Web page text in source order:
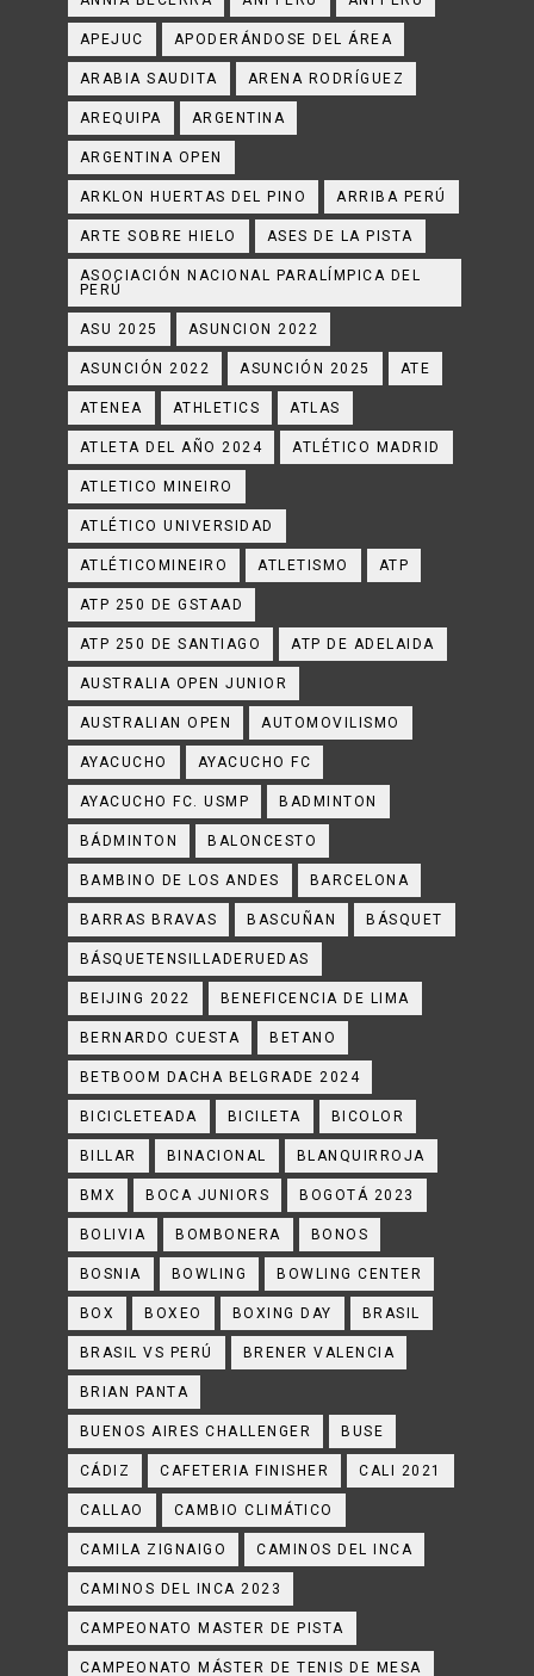
APEJUC APODERÁNDOSE DEL ÁREA
ARABIA SAUDITA ARENA RODRÍGUEZ
AREQUIPA ARGENTINA
ARGENTINA OPEN
ARKLON HUERTAS DEL PINO ARRIBA PERÚ
ARTE SOBRE HIELO ASES DE LA PISTA
ASOCIACIÓN NACIONAL PARALÍMPICA DEL
PERÚ
ASU 2025 ASUNCION 2022
ASUNCIÓN 2022 ASUNCIÓN 2025 ATE
ATENEA ATHLETICS ATLAS
ATLETA DEL AÑO 2024 ATLÉTICO MADRID
ATLETICO MINEIRO
ATLÉTICO UNIVERSIDAD
ATLÉTICOMINEIRO ATLETISMO ATP
ATP 250 DE GSTAAD
ATP 250 DE SANTIAGO ATP DE ADELAIDA
AUSTRALIA OPEN JUNIOR
AUSTRALIAN OPEN AUTOMOVILISMO
AYACUCHO AYACUCHO FC
AYACUCHO FC. USMP BADMINTON
BÁDMINTON BALONCESTO
BAMBINO DE LOS ANDES BARCELONA
BARRAS BRAVAS BASCUÑAN BÁSQUET
BÁSQUETENSILLADERUEDAS
BEIJING 2022 BENEFICENCIA DE LIMA
BERNARDO CUESTA BETANO
BETBOOM DACHA BELGRADE 2024
BICICLETEADA BICILETA BICOLOR
BILLAR BINACIONAL BLANQUIRROJA
BMX BOCA JUNIORS BOGOTÁ 2023
BOLIVIA BOMBONERA BONOS
BOSNIA BOWLING BOWLING CENTER
BOX BOXEO BOXING DAY BRASIL
BRASIL VS PERÚ BRENER VALENCIA
BRIAN PANTA
BUENOS AIRES CHALLENGER BUSE
CÁDIZ CAFETERIA FINISHER CALI 2021
CALLAO CAMBIO CLIMÁTICO
CAMILA ZIGNAIGO CAMINOS DEL INCA
CAMINOS DEL INCA 2023
CAMPEONATO MASTER DE PISTA
CAMPEONATO MÁSTER DE TENIS DE MESA